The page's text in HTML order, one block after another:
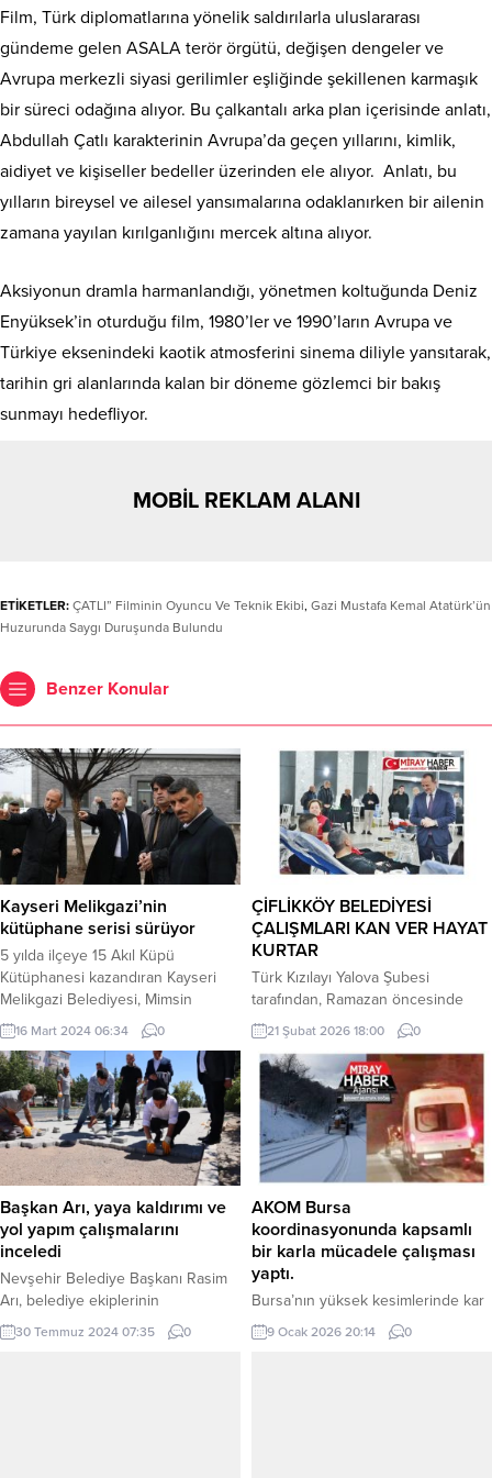
Film, Türk diplomatlarına yönelik saldırılarla uluslararası
gündeme gelen ASALA terör örgütü, değişen dengeler ve
Avrupa merkezli siyasi gerilimler eşliğinde şekillenen karmaşık
bir süreci odağına alıyor. Bu çalkantalı arka plan içerisinde anlatı,
Abdullah Çatlı karakterinin Avrupa’da geçen yıllarını, kimlik,
aidiyet ve kişiseller bedeller üzerinden ele alıyor. Anlatı, bu
yılların bireysel ve ailesel yansımalarına odaklanırken bir ailenin
zamana yayılan kırılganlığını mercek altına alıyor.
Aksiyonun dramla harmanlandığı, yönetmen koltuğunda Deniz
Enyüksek’in oturduğu film, 1980’ler ve 1990’ların Avrupa ve
Türkiye eksenindeki kaotik atmosferini sinema diliyle yansıtarak,
tarihin gri alanlarında kalan bir döneme gözlemci bir bakış
sunmayı hedefliyor.
MOBİL REKLAM ALANI
ETİKETLER: ÇATLI” Filminin Oyuncu Ve Teknik Ekibi, Gazi Mustafa Kemal Atatürk’ün
Huzurunda Saygı Duruşunda Bulundu
Benzer Konular
Kayseri Melikgazi’nin
kütüphane serisi sürüyor
5 yılda ilçeye 15 Akıl Küpü
Kütüphanesi kazandıran Kayseri
Melikgazi Belediyesi, Mimsin
Şirintepe Mahallesi’nde hayata
geçirdiği Akıl Küpü Kütüphanesi
açılış için gün sayıyor. Mehmet
UZEL (KAYSERİ İGFA)
Kütüphanelerin gençlerin
gelişiminde etkili olacağını belirten
Kayseri Melikgazi Belediye Başkanı
Doç. Dr. Mustafa Palancıoğlu, farklı
projelerle gençlere destek olmaya
devam edeceklerini kaydederek
şunları...
16 Mart 2024 06:34 0
ÇİFLİKKÖY BELEDİYESİ
ÇALIŞMLARI KAN VER HAYAT
KURTAR
Türk Kızılayı Yalova Şubesi
tarafından, Ramazan öncesinde
azalan kan stoklarına dikkat
çekmek ve bağışları artırmak
amacıyla düzenlenen kampanya,
Çiftlikköy’de yoğun katılımla
gerçekleştirildi. ‘Kan Bağışı Hayat
Kurtarır’ sloganıyla Ramazan
öncesinde kan stoklarını
güçlendirmek amacıyla Belediye
Düğün ve Konferans Salonu’nda
yapılan kampanyaya Çiftlikköy
Belediye Başkanı Adil Yele ve İlçe
Kaymakamı Ali Ada...
21 Şubat 2026 18:00 0
Başkan Arı, yaya kaldırımı ve
yol yapım çalışmalarını
inceledi
Nevşehir Belediye Başkanı Rasim
Arı, belediye ekiplerinin
mahallelerdeki altyapı ve üstyapı
çalışmalarını yoğun bir şekilde
30 Temmuz 2024 07:35 0
AKOM Bursa
koordinasyonunda kapsamlı
bir karla mücadele çalışması
yaptı.
Bursa’nın yüksek kesimlerinde kar
yağışının etkili olmasıyla
çalışmalarını aralıksız sürdüren
9 Ocak 2026 20:14 0